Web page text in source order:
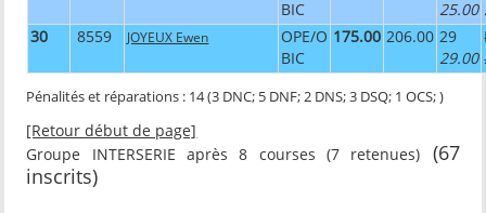
BIC
25.00
30
8559 JOYEUX Ewen
OPE/O
BIC
175.00 206.00 29
29.00
Pénalités et réparations : 14 (3 DNC; 5 DNF; 2 DNS; 3 DSQ; 1 OCS; )
[Retour début de page]
Groupe INTERSERIE après 8 courses (7 retenues)
(67
inscrits)